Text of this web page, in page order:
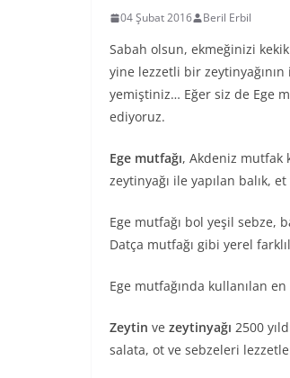
04 Şubat 2016 Beril Erbil
Sabah olsun, ekmeğinizi
yine lezzetli bir
yemiştiniz… Eğer siz de Ege
ediyoruz.
Ege mutfağı, Akdeniz mutfak
zeytinyağı ile yapılan balık,
Ege mutfağı bol yeşil sebze,
Datça mutfağı gibi yerel
Ege mutfağında kullanılan
Zeytin ve zeytinyağı 2500
salata, ot ve sebzeleri